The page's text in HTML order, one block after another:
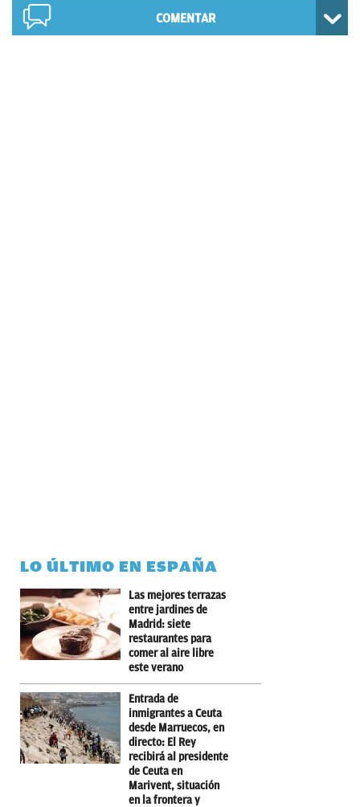
COMENTAR
LO ÚLTIMO EN ESPAÑA
Las mejores terrazas
entre jardines de
Madrid: siete
restaurantes para
comer al aire libre
este verano
Entrada de
inmigrantes a Ceuta
desde Marruecos, en
directo: El Rey
recibirá al presidente
de Ceuta en
Marivent, situación
en la frontera y